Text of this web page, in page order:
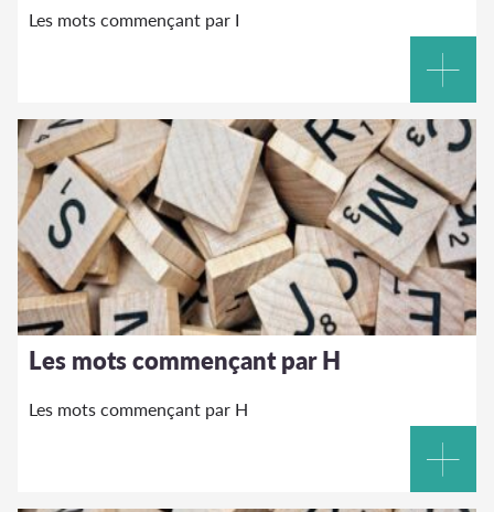
Les mots commençant par I
Les mots commençant par H
Les mots commençant par H